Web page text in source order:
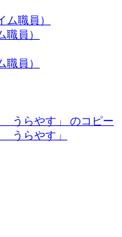
職員）
員）
員）
うらやす」 のコピー
うらやす」